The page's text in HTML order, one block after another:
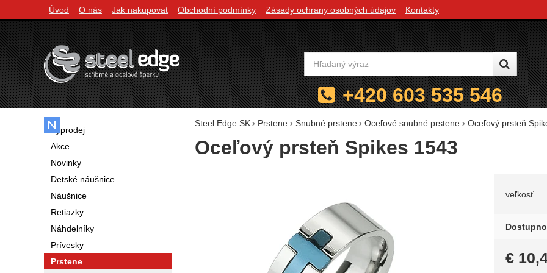
Steel Edge SK Prstene Snubné prstene Oceľové snubné prstene Oceľový prsteň
Oceľový prsteň Spikes 1543
Zvoľte
veľkosť
€
Výprodej
Akce
Novinky
Detské náušnice
Náušnice
Retiazky
Náhdelníky
Prívesky
Prstene
Navigácia
Úvod O nás Jak nakupovat Obchodní podmínky Zásady ochrany osobných údajov Kontakty
Vyhľadávanie
+420 603 535 546